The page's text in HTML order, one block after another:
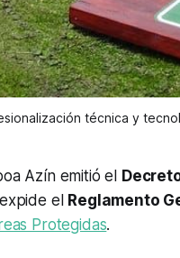
técnica y
Azín emitió el
el Reglamento
Protegidas.